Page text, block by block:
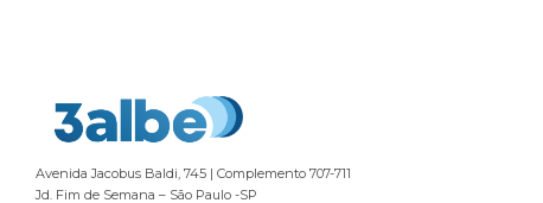
Avenida Jacobus Baldi, 745 | Complemento 707-711
Jd. Fim de Semana – São Paulo -SP